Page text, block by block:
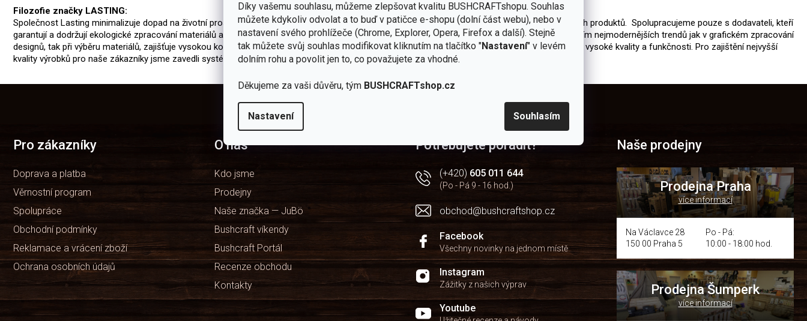
Díky vašemu souhlasu, můžeme zlepšovat kvalitu BUSHCRAFTshopu. Souhlas
můžete kdykoliv odvolat a to buď v patičce e-shopu (dolní část webu), nebo v
nastavení svého prohlížeče (Chrome, Explorer, Opera, Firefox a další). Stejně
tak můžete svůj souhlas modifikovat kliknutím na tlačítko "Nastavení" v levém
dolním rohu a povolit jen to, co považujete za vhodné.
Děkujeme za vaši důvěru, tým BUSHCRAFTshop.cz
Nastavení Souhlasím
Filozofie značky LASTING:
Společnost Lasting minimalizuje dopad na životní prostředí, zejména při činnostech spojených s výrobou, rozvojem společnosti a vývojem nových produktů. Spolupracujeme pouze s dodavateli, kteří
garantují a dodržují ekologické zpracování materiálů a etické zacházení se zvířaty. Neustálé zdokonalování technologie výroby, společně s použitím nejmodernějších trendů jak v grafickém zpracování
designů, tak při výběru materiálů, zajišťuje vysokou konkurence schopnost výrobků LASTING na všech trzích. Naše výrobky získaly mnoho uznání vysoké kvality a funkčnosti. Pro zajištění nejvyšší
kvality výrobků pro naše zákazníky jsme zavedli systém řízení kvality dle normy EN ISO 9001:2009
Pro zákazníky
Doprava a platba
Věrnostní program
Spolupráce
Obchodní podmínky
Reklamace a vrácení zboží
Ochrana osobních údajů
O nás
Kdo jsme
Prodejny
Naše značka — JuBö
Bushcraft víkendy
Bushcraft Portál
Recenze obchodu
Kontakty
Potřebujete poradit?
(+420) 605 011 644
(Po - Pá 9 - 16 hod.)
obchod@bushcraftshop.cz
Facebook
Všechny novinky na jednom místě
Instagram
Zážitky z našich výprav
Youtube
Naše prodejny
Prodejna Praha
více informací
Na Václavce 28
150 00 Praha 5
Po - Pá:
10:00 - 18:00 hod.
Prodejna Šumperk
více informací